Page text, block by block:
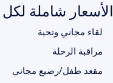
الأسعار شاملة
لقاء مجاني وتحية
مراقبة الرحلة
مقعد طفل/رضيع مجاني